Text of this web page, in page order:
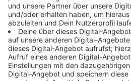
die Gewerkschaft ver.di. In
am Dienstag Mitarbeiter im
streiken. Ver.di will so den
erhöhen, einem bundesweiten
zuzustimmen.
Anzeige